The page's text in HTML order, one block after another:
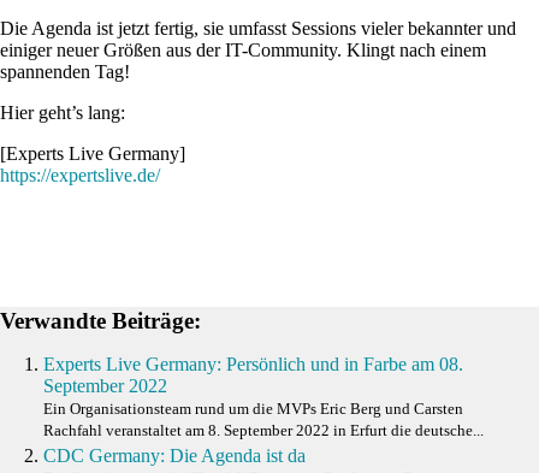
Die Agenda ist jetzt fertig, sie umfasst Sessions vieler bekannter und
einiger neuer Größen aus der IT-Community. Klingt nach einem
spannenden Tag!
Hier geht’s lang:
[Experts Live Germany]
https://expertslive.de/
Verwandte Beiträge:
Experts Live Germany: Persönlich und in Farbe am 08.
September 2022
Ein Organisationsteam rund um die MVPs Eric Berg und Carsten
Rachfahl veranstaltet am 8. September 2022 in Erfurt die deutsche...
CDC Germany: Die Agenda ist da